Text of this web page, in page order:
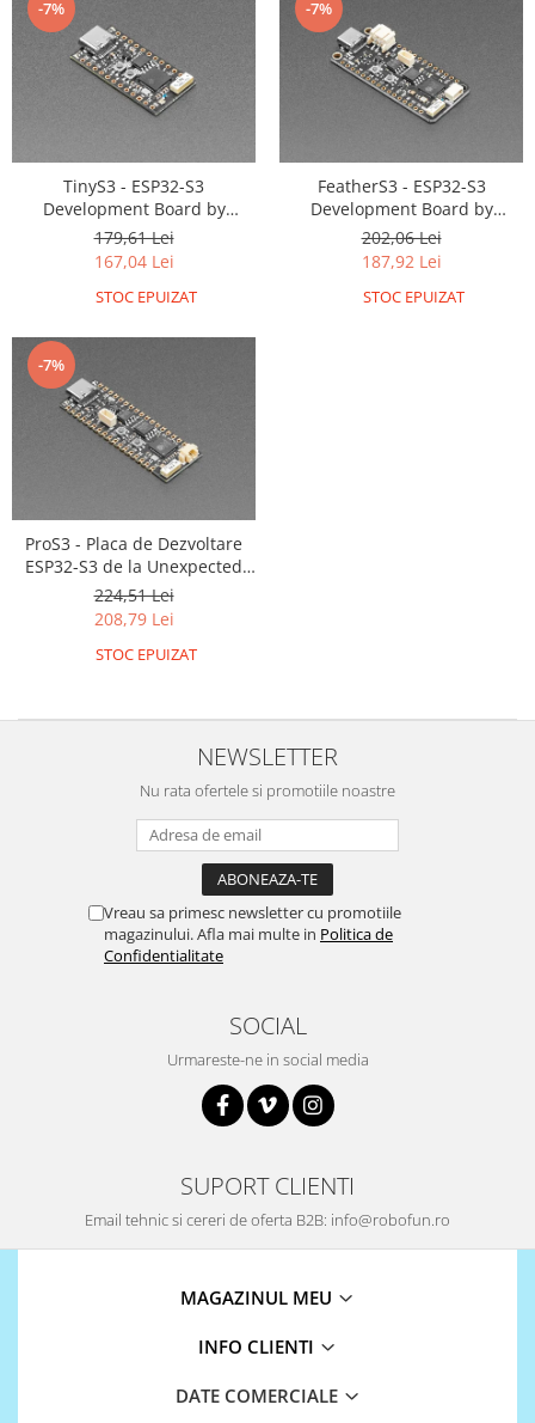
-7%
TinyS3 - ESP32-S3
Development Board by
Unexpected Maker
179,61 Lei
167,04 Lei
STOC EPUIZAT
-7%
FeatherS3 - ESP32-S3
Development Board by
Unexpected Maker
202,06 Lei
187,92 Lei
STOC EPUIZAT
-7%
ProS3 - Placa de Dezvoltare
ESP32-S3 de la Unexpected
Maker
224,51 Lei
208,79 Lei
STOC EPUIZAT
NEWSLETTER
Nu rata ofertele si promotiile noastre
Vreau sa primesc newsletter cu promotiile
magazinului. Afla mai multe in Politica de
Confidentialitate
SOCIAL
Urmareste-ne in social media
SUPORT CLIENTI
Email tehnic si cereri de oferta B2B: info@robofun.ro
MAGAZINUL MEU
INFO CLIENTI
DATE COMERCIALE